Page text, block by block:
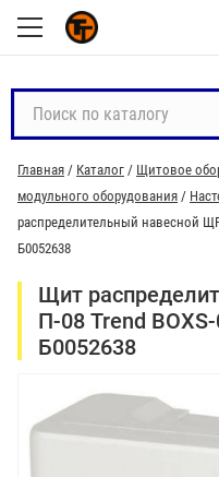
с
к
п
о
к
а
Главная / Каталог / Щитовое
модульного оборудования /
распределительный навесной
Б0052638
Щит
П-08 Trend
Б0052638